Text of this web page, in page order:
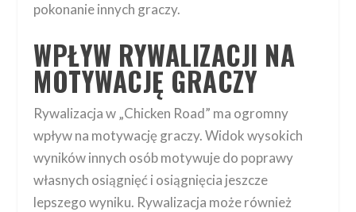
pokonanie innych graczy.
WPŁYW RYWALIZACJI NA
MOTYWACJĘ GRACZY
Rywalizacja w „Chicken Road” ma ogromny
wpływ na motywację graczy. Widok wysokich
wyników innych osób motywuje do poprawy
własnych osiągnięć i osiągnięcia jeszcze
lepszego wyniku. Rywalizacja może również